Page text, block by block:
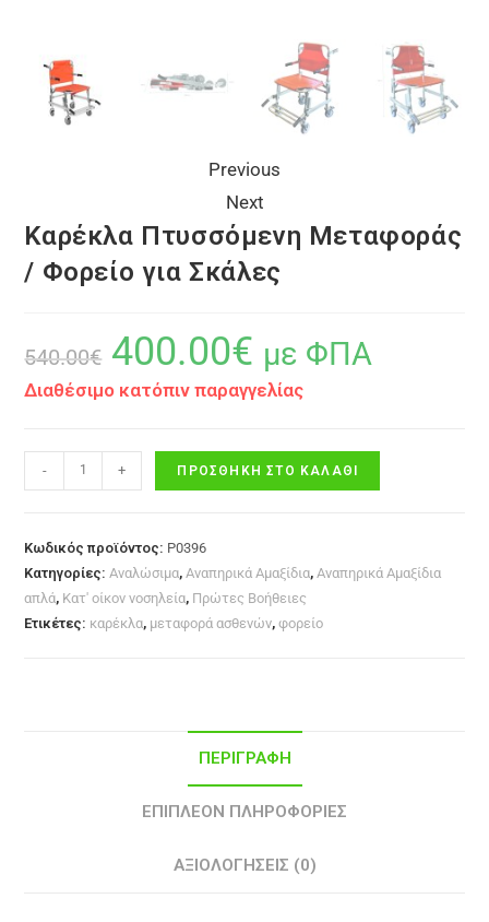
Previous
Next
Καρέκλα Πτυσσόμενη Μεταφοράς
/ Φορείο για Σκάλες
540.00€ 400.00€ με ΦΠΑ
Διαθέσιμο κατόπιν παραγγελίας
- + ΠΡΟΣΘΉΚΗ ΣΤΟ ΚΑΛΆΘΙ
Κωδικός προϊόντος: P0396
Κατηγορίες: Αναλώσιμα, Αναπηρικά Αμαξίδια, Αναπηρικά Αμαξίδια
απλά, Κατ' οίκον νοσηλεία, Πρώτες Βοήθειες
Ετικέτες: καρέκλα, μεταφορά ασθενών,φορείο
ΠΕΡΙΓΡΑΦΉ
ΕΠΙΠΛΈΟΝ ΠΛΗΡΟΦΟΡΊΕΣ
ΑΞΙΟΛΟΓΉΣΕΙΣ (0)